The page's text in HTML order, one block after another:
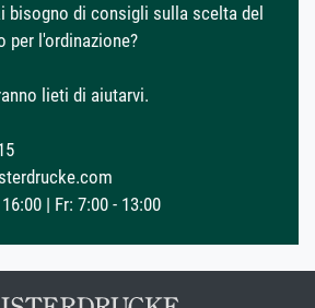
bisogno di consigli sulla scelta del
per l'ordinazione?
lieti di aiutarvi.
| Fr: 7:00 - 13:00